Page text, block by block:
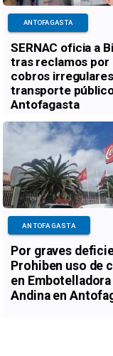
SERNAC oficia a
tras reclamos por
cobros
transporte
Antofagasta
ANTOFAGASTA
Por graves
Prohiben uso de
en Embotelladora
Andina en
ANTOFAGASTA